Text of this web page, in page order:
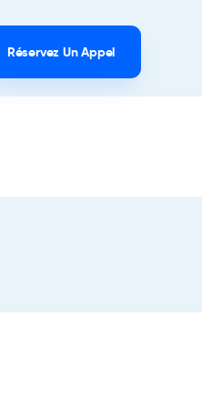
Réservez Un Appel